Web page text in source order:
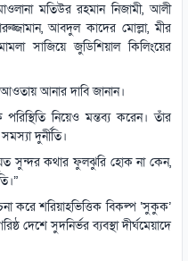
মতিউর রহমান নিজামী, আলী
আবদুল কাদের মোল্লা, মীর
সাজিয়ে জুডিশিয়াল কিলিংয়ের
আনার দাবি জানান।
নিয়েও মন্তব্য করেন। তাঁর
দুর্নীতি।
সুন্দর কথার ফুলঝুরি হোক না কেন,
করে শরিয়াহভিত্তিক বিকল্প ‘সুকুক’
দেশে সুদনির্ভর ব্যবস্থা দীর্ঘমেয়াদে